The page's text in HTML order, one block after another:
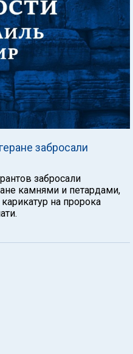
забросали
забросали
камнями и петардами,
на пророка